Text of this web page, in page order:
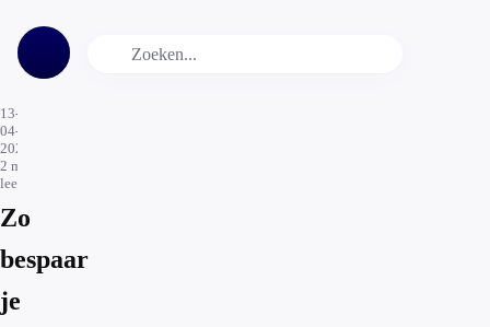
13-
04-
2022
2 min.
leestijd
Zo
bespaar
je